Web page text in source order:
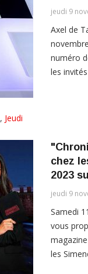
jeudi 9
Axel de
numéro
les
, Jeudi
chez
2023
jeudi 9
Samedi
vous
les